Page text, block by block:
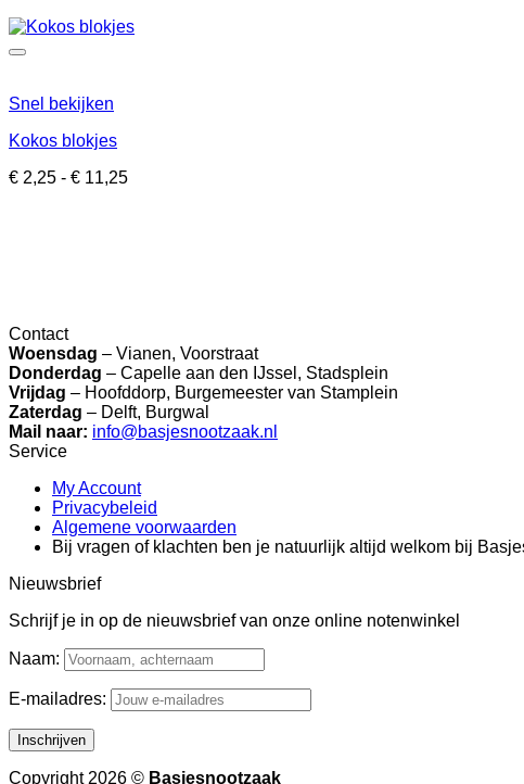
Snel bekijken
Kokos blokjes
€ 2,25 - € 11,25Prijsklasse:
Contact
Woensdag – Vianen, Voorstraat
Donderdag – Capelle aan den IJssel, Stadsplein
Vrijdag – Hoofddorp, Burgemeester van Stamplein
Zaterdag – Delft, Burgwal
Mail naar: info@basjesnootzaak.nl
Service
My Account
Privacybeleid
Algemene voorwaarden
Bij vragen of klachten ben je natuurlijk altijd welkom bij
Nieuwsbrief
Schrijf je in op de nieuwsbrief van onze online notenwinkel
Naam:
E-mailadres:
Copyright 2026 © Basjesnootzaak